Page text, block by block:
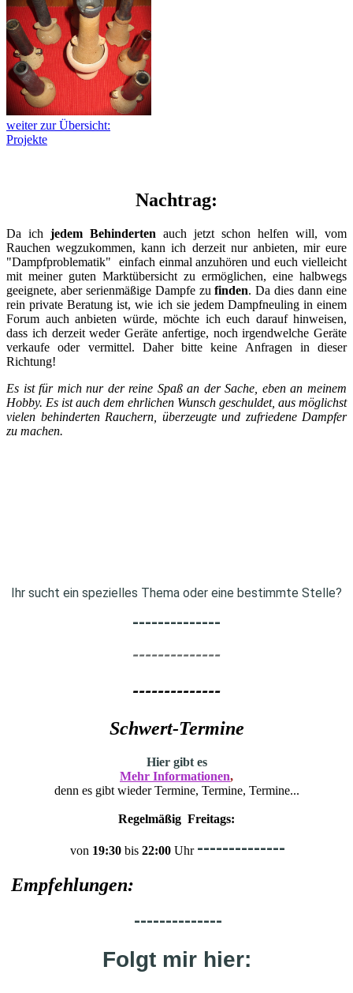
weiter zur Übersicht:
Projekte
Nachtrag:
Da ich jedem Behinderten auch jetzt schon helfen will, vom
Rauchen wegzukommen, kann ich derzeit nur anbieten, mir eure
"Dampfproblematik" einfach einmal anzuhören und euch vielleicht
mit meiner guten Marktübersicht zu ermöglichen, eine halbwegs
geeignete, aber serienmäßige Dampfe zufinden. Da dies dann eine
rein private Beratung ist, wie ich sie jedem Dampfneuling in einem
Forum auch anbieten würde, möchte ich euch darauf hinweisen,
dass ich derzeit weder Geräte anfertige, noch irgendwelche Geräte
verkaufe oder vermittel. Daher bitte keine Anfragen in dieser
Richtung!
Es ist für mich nur der reine Spaß an der Sache, eben an meinem
Hobby. Es ist auch dem ehrlichen Wunsch geschuldet, aus möglichst
vielen behinderten Rauchern, überzeugte und zufriedene Dampfer
zu machen.
Ihr sucht ein spezielles Thema oder eine bestimmte Stelle?
--------------
--------------
--------------
Schwert-Termine
Hier gibt es
Mehr Informationen,
denn es gibt wieder Termine, Termine, Termine...
Regelmäßig Freitags:
von 19:30 bis 22:00 Uhr --------------
Empfehlungen:
--------------
Folgt mir hier: